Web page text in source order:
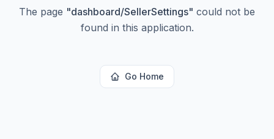
The page "dashboard/SellerSettings" could not be
found in this application.
Go Home